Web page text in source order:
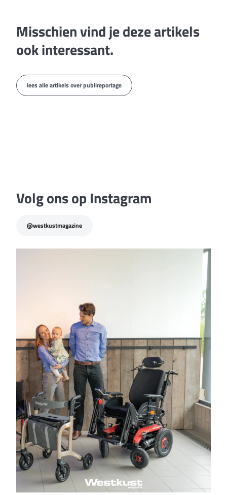
Misschien vind je deze artikels
ook interessant.
lees alle artikels over publireportage
Volg ons op Instagram
@westkustmagazine